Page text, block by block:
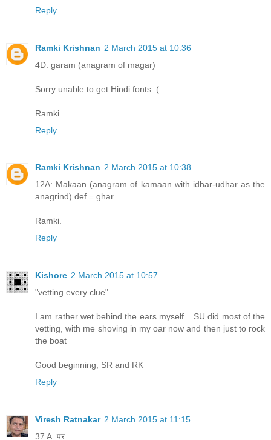
Reply
Ramki Krishnan 2 March 2015 at 10:36
4D: garam (anagram of magar)
Sorry unable to get Hindi fonts :(
Ramki.
Reply
Ramki Krishnan 2 March 2015 at 10:38
12A: Makaan (anagram of kamaan with idhar-udhar as the
anagrind) def = ghar
Ramki.
Reply
Kishore 2 March 2015 at 10:57
"vetting every clue"
I am rather wet behind the ears myself... SU did most of the
vetting, with me shoving in my oar now and then just to rock
the boat
Good beginning, SR and RK
Reply
Viresh Ratnakar 2 March 2015 at 11:15
37 A. पर